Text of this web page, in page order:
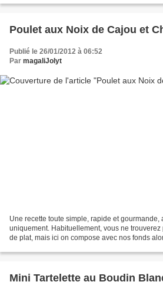
Poulet aux Noix de Cajou et
Publié le 26/01/2012 à 06:52
Par magaliJolyt
Une recette toute simple, rapide et gourmande,
uniquement. Habituellement, vous ne
de plat, mais ici on compose avec nos fonds
Mini Tartelette au Boudin